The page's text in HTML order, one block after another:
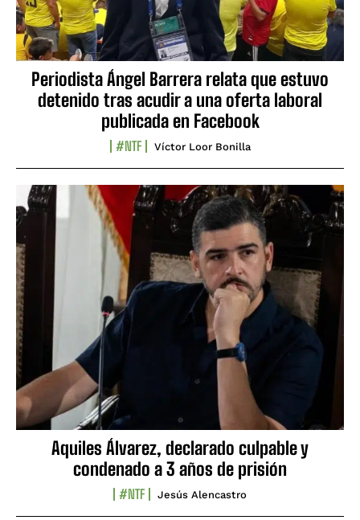
Periodista Ángel Barrera relata que estuvo
detenido tras acudir a una oferta laboral
publicada en Facebook
#NTF Víctor Loor Bonilla
Aquiles Álvarez, declarado culpable y
condenado a 3 años de prisión
#NTF Jesús Alencastro